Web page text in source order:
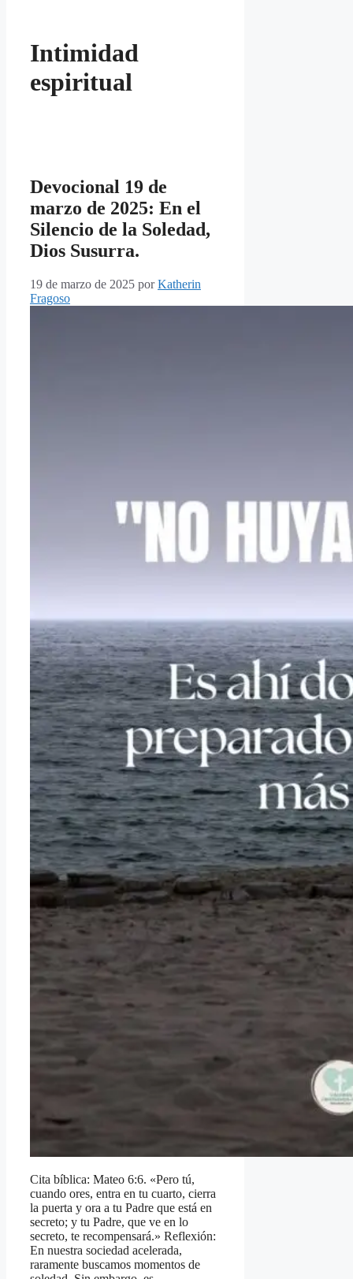
Intimidad
espiritual
Devocional 19 de
marzo de 2025: En el
Silencio de la Soledad,
Dios Susurra.
19 de marzo de 2025 porKatherin
Fragoso
Cita bíblica: Mateo 6:6. «Pero tú,
cuando ores, entra en tu cuarto, cierra
la puerta y ora a tu Padre que está en
secreto; y tu Padre, que ve en lo
secreto, te recompensará.» Reflexión:
En nuestra sociedad acelerada,
raramente buscamos momentos de